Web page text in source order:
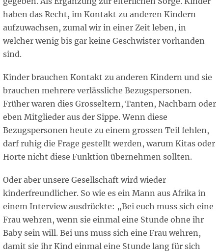
haben das Recht, im Kontakt zu anderen Kindern
aufzuwachsen, zumal wir in einer Zeit leben, in
welcher wenig bis gar keine Geschwister vorhanden
sind.
Kinder brauchen Kontakt zu anderen Kindern und sie
brauchen mehrere verlässliche Bezugspersonen.
Früher waren dies Grosseltern, Tanten, Nachbarn oder
eben Mitglieder aus der Sippe. Wenn diese
Bezugspersonen heute zu einem grossen Teil fehlen,
darf ruhig die Frage gestellt werden, warum Kitas oder
Horte nicht diese Funktion übernehmen sollten.
Oder aber unsere Gesellschaft wird wieder
kinderfreundlicher. So wie es ein Mann aus Afrika in
einem Interview ausdrückte: „Bei euch muss sich eine
Frau wehren, wenn sie einmal eine Stunde ohne ihr
Baby sein will. Bei uns muss sich eine Frau wehren,
damit sie ihr Kind einmal eine Stunde lang für sich